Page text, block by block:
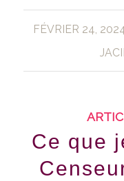
FÉVRIER 24,
/
Ce que